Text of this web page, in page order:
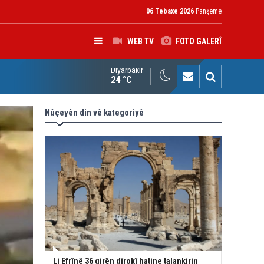
06 Tebaxe 2026 Panşeme
WEB TV FOTO GALERÎ
Cemalê bersiv da: Gelo YPJ tevlî Wezareta Karên Navxwe
Diyarbakır
24 °C
Nûçeyên din vê kategoriyê
Li Efrînê 36 girên dîrokî hatine talankirin